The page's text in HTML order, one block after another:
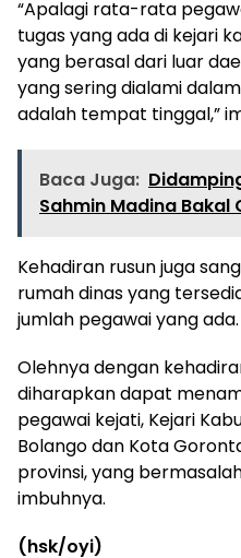
“Apalagi rata-rata
tugas yang ada di kejari
yang berasal dari luar
yang sering dialami
adalah tempat tinggal,”
Baca Juga:
Sahmin Madina Bakal
Kehadiran rusun juga
rumah dinas yang
jumlah pegawai yang ada.
Olehnya dengan
diharapkan dapat
pegawai kejati, Kejari
Bolango dan Kota
provinsi, yang
imbuhnya.
(hsk/oyi)